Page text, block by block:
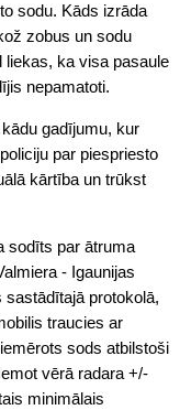
sodu. Kāds izrāda
zobus un sodu
ka visa pasaule
nepamatoti.
gadījumu, kur
par piespriesto
kārtība un trūkst
sodīts par ātruma
- Igaunijas
protokolā,
traucies ar
sods atbilstoši
vērā radara +/-
minimālais